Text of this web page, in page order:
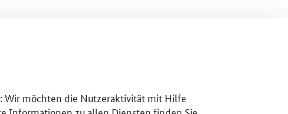
Wir möchten die Nutzeraktivität mit Hilfe